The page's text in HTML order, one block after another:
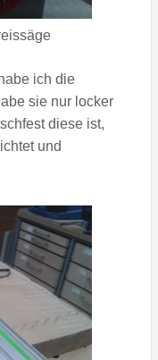
ich die
sie nur locker
diese ist,
und